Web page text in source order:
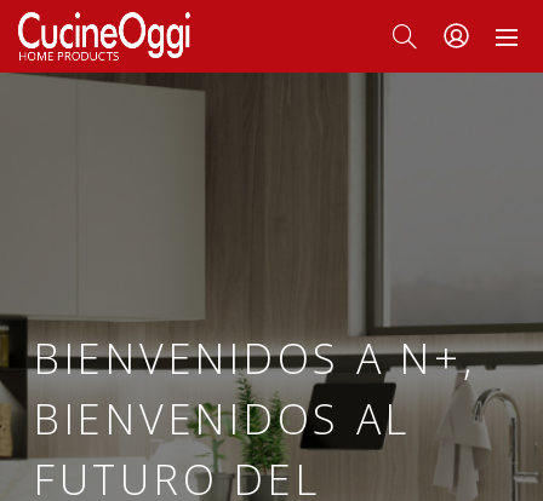
BIENVENIDOS A N+,
BIENVENIDOS AL
FUTURO DEL